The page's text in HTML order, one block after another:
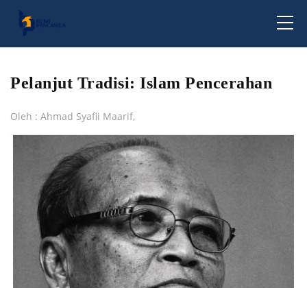
Pelanjut Tradisi: Islam Pencerahan
Oleh : Ahmad Syafii Maarif,